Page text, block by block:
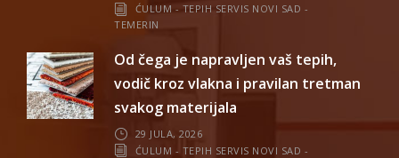
ĆULUM - TEPIH SERVIS NOVI SAD -
TEMERIN
Od čega je napravljen vaš tepih,
vodič kroz vlakna i pravilan tretman
svakog materijala
29 JULA, 2026
ĆULUM - TEPIH SERVIS NOVI SAD -